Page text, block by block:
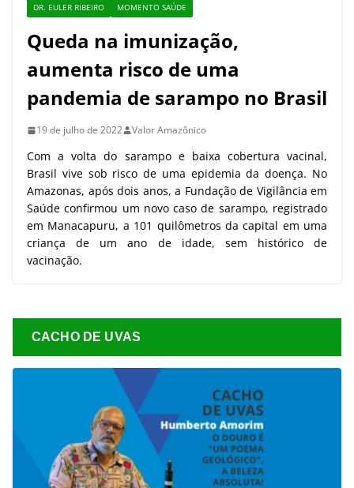
DR. EULER RIBEIRO MOMENTO SAÚDE
Queda na imunização,
aumenta risco de uma
pandemia de sarampo no Brasil
19 de julho de 2022 Valor Amazônico
Com a volta do sarampo e baixa cobertura vacinal,
Brasil vive sob risco de uma epidemia da doença. No
Amazonas, após dois anos, a Fundação de Vigilância em
Saúde confirmou um novo caso de sarampo, registrado
em Manacapuru, a 101 quilômetros da capital em uma
criança de um ano de idade, sem histórico de
vacinação.
CACHO DE UVAS